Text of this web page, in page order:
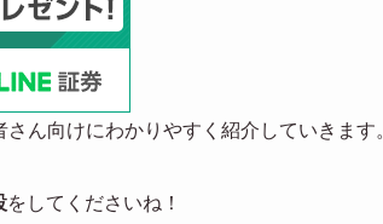
ん向けにわかりやすく紹介していきます。
をしてくださいね！